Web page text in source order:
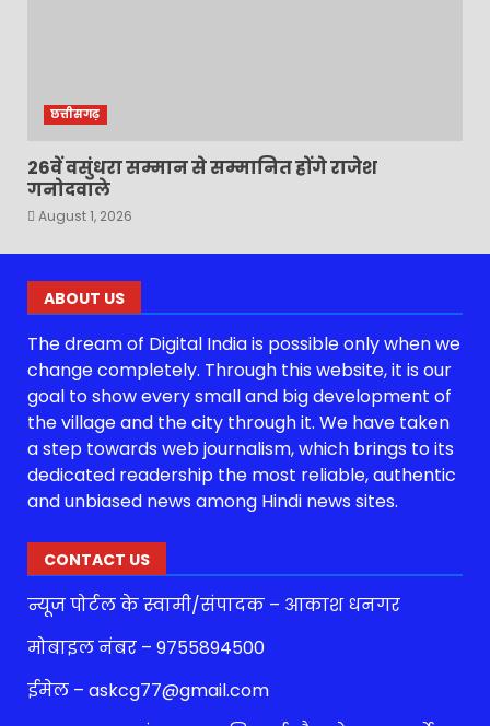
छत्तीसगढ़
26वें वसुंधरा सम्मान से सम्मानित होंगे राजेश
गनोदवाले
August 1, 2026
ABOUT US
The dream of Digital India is possible only when we
change completely. Through this website, it is our
goal to show every small and big development of
the village and the city through it. We have taken
a step towards web journalism, which brings to its
dedicated readership the most reliable, authentic
and unbiased news among Hindi news sites.
CONTACT US
न्यूज पोर्टल के स्वामी/संपादक – आकाश धनगर
मोबाइल नंबर – 9755894500
ईमेल – askcg77@gmail.com